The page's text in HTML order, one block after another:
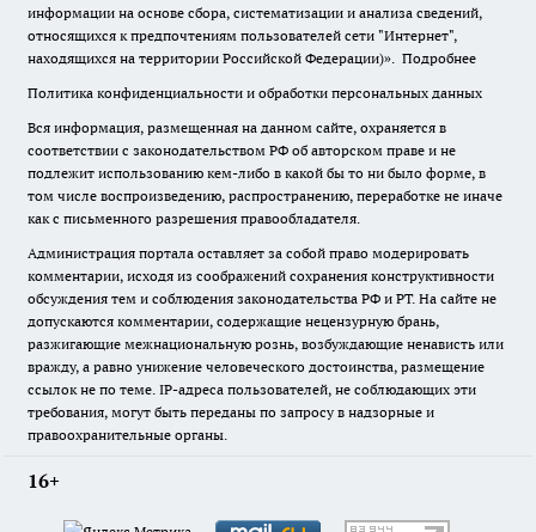
информации на основе сбора, систематизации и анализа сведений,
относящихся к предпочтениям пользователей сети "Интернет",
находящихся на территории Российской Федерации)». Подробнее
Политика конфиденциальности и обработки персональных данных
Вся информация, размещенная на данном сайте, охраняется в
соответствии с законодательством РФ об авторском праве и не
подлежит использованию кем-либо в какой бы то ни было форме, в
том числе воспроизведению, распространению, переработке не иначе
как с письменного разрешения правообладателя.
Администрация портала оставляет за собой право модерировать
комментарии, исходя из соображений сохранения конструктивности
обсуждения тем и соблюдения законодательства РФ и РТ. На сайте не
допускаются комментарии, содержащие нецензурную брань,
разжигающие межнациональную рознь, возбуждающие ненависть или
вражду, а равно унижение человеческого достоинства, размещение
ссылок не по теме. IP-адреса пользователей, не соблюдающих эти
требования, могут быть переданы по запросу в надзорные и
правоохранительные органы.
16+